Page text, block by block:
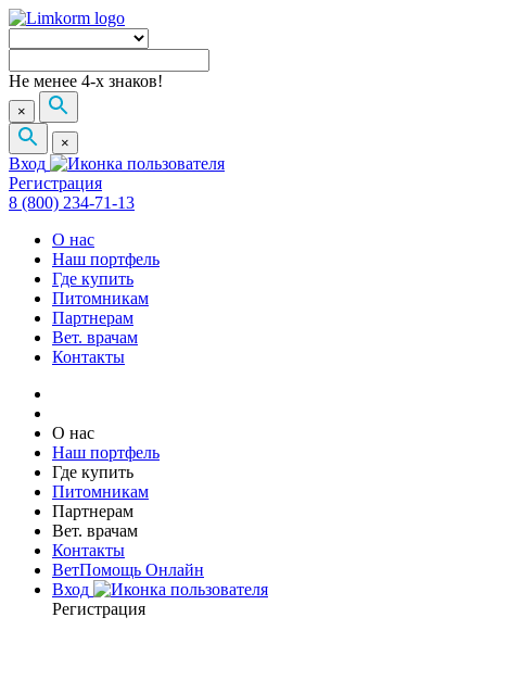
Не менее 4-х знаков!
×
×
Вход
Регистрация
8 (800) 234-71-13
О нас
Наш портфель
Где купить
Питомникам
Партнерам
Вет. врачам
Контакты
О нас
Наш портфель
Где купить
Питомникам
Партнерам
Вет. врачам
Контакты
ВетПомощь Онлайн
Вход
Регистрация